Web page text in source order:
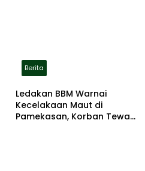
Berita
Ledakan BBM Warnai
Kecelakaan Maut di
Pamekasan, Korban Tewas